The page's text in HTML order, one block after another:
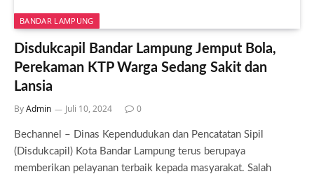
BANDAR LAMPUNG
Disdukcapil Bandar Lampung Jemput Bola,
Perekaman KTP Warga Sedang Sakit dan
Lansia
ByAdmin Juli 10, 2024 0
Bechannel – Dinas Kependudukan dan Pencatatan Sipil
(Disdukcapil) Kota Bandar Lampung terus berupaya
memberikan pelayanan terbaik kepada masyarakat. Salah